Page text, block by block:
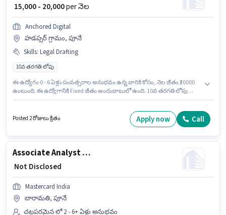
₹ 15,000 - 20,000per నెల
Anchored Digital
హడప్సర్ గ్రామం, పూనే
Skills: Legal Drafting
10వ తరగతి లోపు
ఈ ఉద్యోగం 0 - 6 ఏళ్లు సంవత్సరాల అనుభవం ఉన్న వారికి కోసం, నెల జీతం ₹20000
ఉంటుంది. ఈ ఉద్యోగానికి Fixed జీతం అందుబాటులో ఉంది. 10వ తరగతి లోపు
Digital చట్టపరమైన విభాగంలో అడ్వకేట్ ఉద్యోగానికి క్రియాశీలకంగా నియామకం
Posted 2 రోజులు క్రితం Apply now Call
Associate Analyst - Legal Compliance
₹ Not Disclosed
Mastercard India
బారామతి, పూనే
చట్టపరమైన లో 2 - 6+ ఏళ్లు అనుభవం